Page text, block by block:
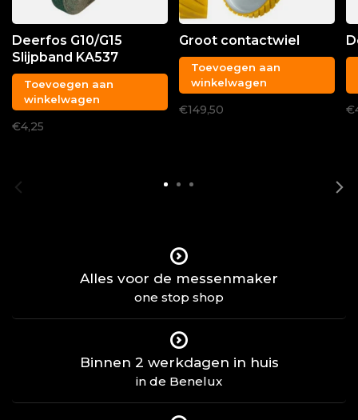
Deerfos G10/G15
Slijpband KA537
Toevoegen aan
winkelwagen
€4,25
Groot contactwiel
Toevoegen aan
winkelwagen
€149,50
Alles voor de messenmaker
one stop shop
Binnen 2 werkdagen in huis
in de Benelux